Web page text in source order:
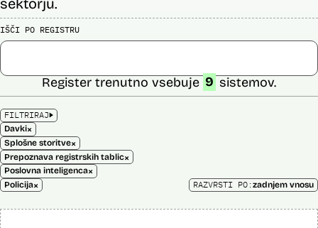
sektorju.
IŠČI PO REGISTRU
FILTRIRAJ
Davki×
Splošne storitve×
Prepoznava registrskih tablic×
Poslovna inteligenca×
Policija×
Register trenutno vsebuje 9 sistemov.
RAZVRSTI PO:zadnjem vnosu